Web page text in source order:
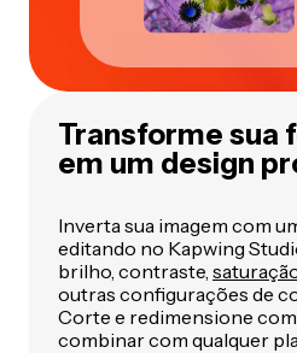
Transforme sua
em um design
Inverta sua imagem com
editando no Kapwing
brilho, contraste,
outras configurações de
Corte e redimensione
combinar com qualquer